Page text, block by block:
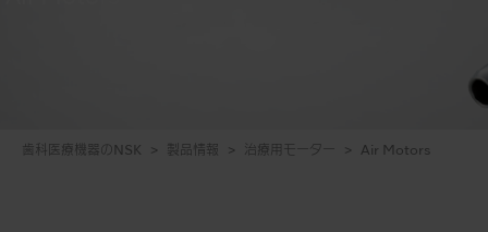
歯科医療機器のNSK 製品情報 治療用モーター Air Motors